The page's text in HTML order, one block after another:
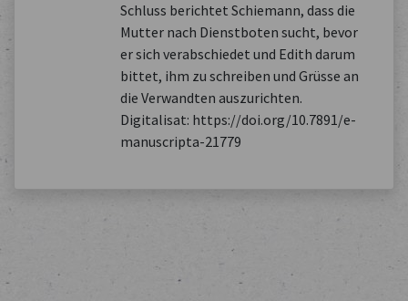
Schluss berichtet Schiemann, dass die
Mutter nach Dienstboten sucht, bevor
er sich verabschiedet und Edith darum
bittet, ihm zu schreiben und Grüsse an
die Verwandten auszurichten.
Digitalisat: https://doi.org/10.7891/e-
manuscripta-21779